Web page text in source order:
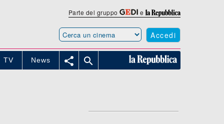
Parte del gruppo e
Accedi
TV News  